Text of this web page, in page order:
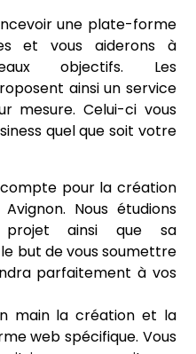
une plate-forme
et vous aiderons à
objectifs. Les
ainsi un service
mesure. Celui-ci vous
quel que soit votre
pour la création
Nous étudions
projet ainsi que sa
but de vous soumettre
parfaitement à vos
main la création et la
web spécifique. Vous